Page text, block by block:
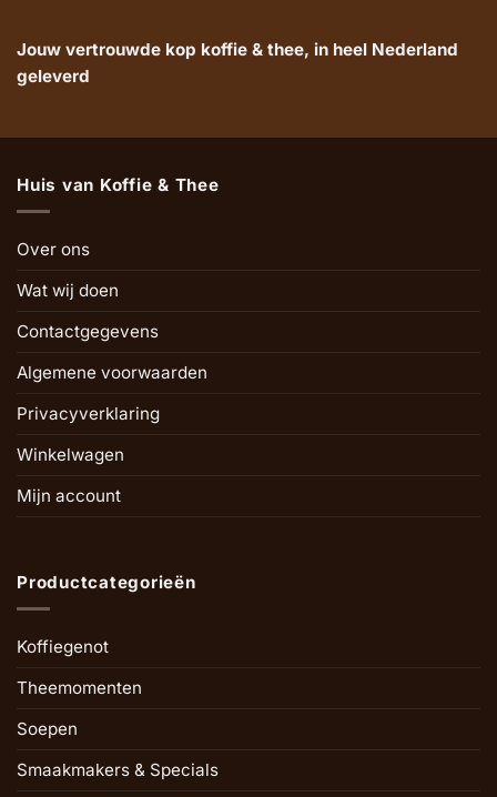
Jouw vertrouwde kop koffie & thee, in heel Nederland
geleverd
Huis van Koffie & Thee
Over ons
Wat wij doen
Contactgegevens
Algemene voorwaarden
Privacyverklaring
Winkelwagen
Mijn account
Productcategorieën
Koffiegenot
Theemomenten
Soepen
Smaakmakers & Specials